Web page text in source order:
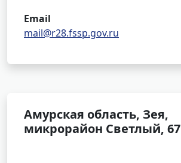
Email
mail@r28.fssp.gov.ru
Амурская область, Зея,
микрорайон Светлый, 67